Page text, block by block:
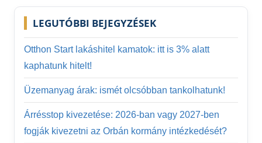
LEGUTÓBBI BEJEGYZÉSEK
Otthon Start lakáshitel kamatok: itt is 3% alatt
kaphatunk hitelt!
Üzemanyag árak: ismét olcsóbban tankolhatunk!
Árrésstop kivezetése: 2026-ban vagy 2027-ben
fogják kivezetni az Orbán kormány intézkedését?